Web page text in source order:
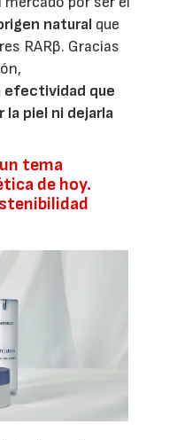
natural que
RARβ. Gracias
efectividad que
la piel ni dejarla
tema
de hoy.